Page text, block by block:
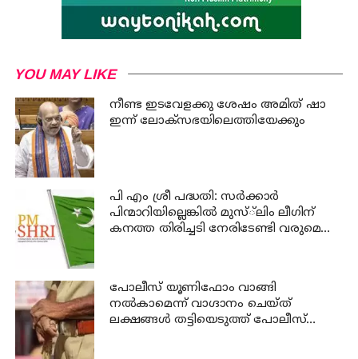
YOU MAY LIKE
നീണ്ട ഇടവേളക്കു ശേഷം അമിത് ഷാ
ഇന്ന് ലോക്‌സഭയിലെത്തിയേക്കും
പി എം ശ്രീ പദ്ധതി: സര്‍ക്കാര്‍
പിന്മാറിയില്ലെങ്കില്‍ മുസ്്‌ലിം ലീഗിന്
കനത്ത തിരിച്ചടി നേരിടേണ്ടി വരുമെന്നു
പോലീസ് യൂണിഫോം വാങ്ങി
നല്‍കാമെന്ന് വാഗ്ദാനം ചെയ്ത്
ലക്ഷങ്ങള്‍ തട്ടിയെടുത്ത് പോലീസ്